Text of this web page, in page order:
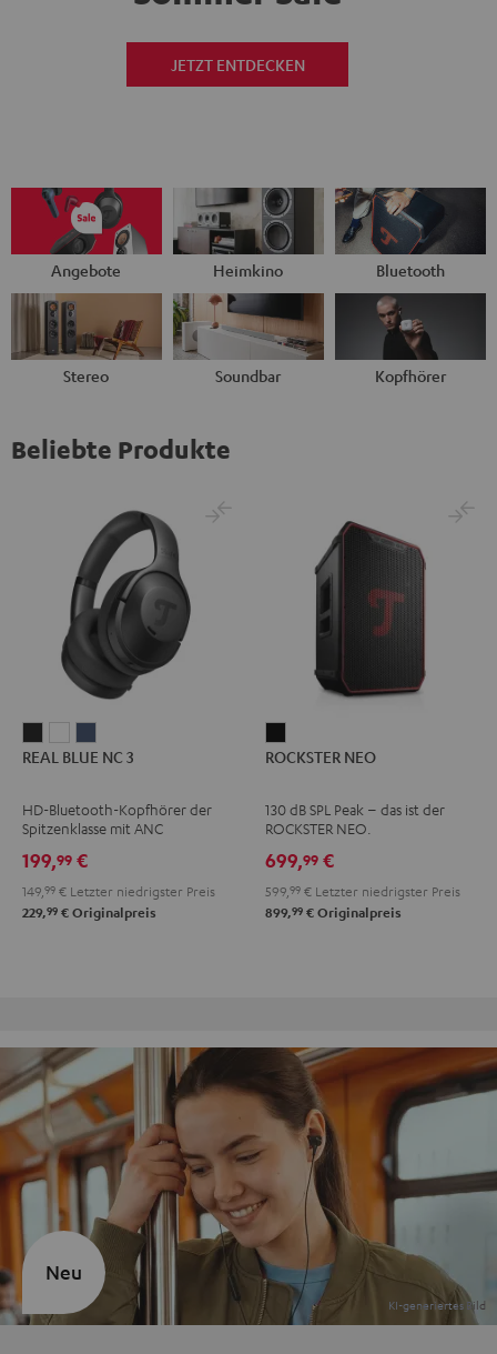
JETZT ENTDECKEN
Angebote Heimkino Bluetooth
Stereo Soundbar Kopfhörer
Beliebte Produkte
BLUE
3
Night
Black
BLUE
3
Pearl
White
BLUE
3
Steel
REAL BLUE NC 3
HD-Bluetooth-Kopfhörer der
Spitzenklasse mit ANC
199,99 €
149, 99 € Letzter niedrigster Preis
229,99 € Originalpreis
NEO
ROCKSTER NEO
130 dB SPL Peak – das ist der
ROCKSTER NEO.
699,99 €
599, 99 € Letzter niedrigster Preis
899,99 € Originalpreis
Neu